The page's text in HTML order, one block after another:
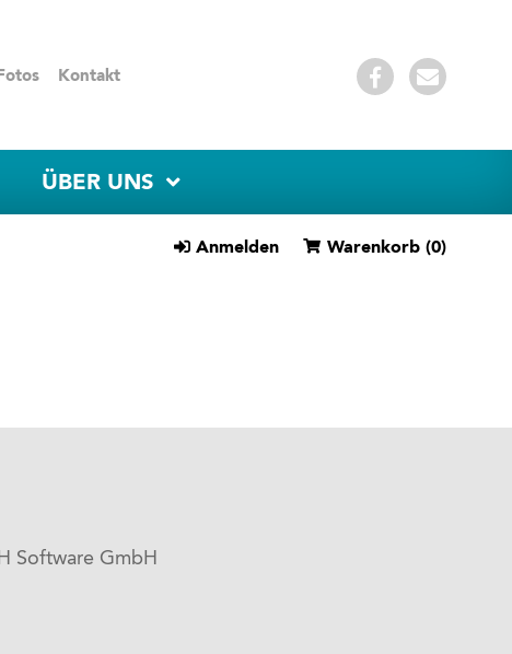
Kontakt
ÜBER UNS
Anmelden Warenkorb (0)
Software GmbH